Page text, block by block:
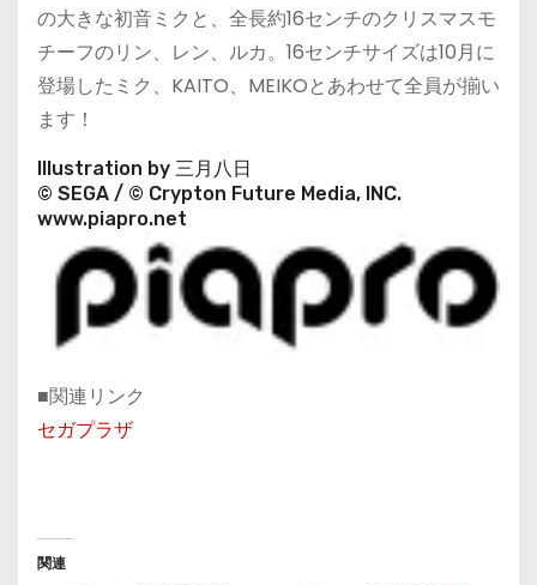
の大きな初音ミクと、全長約16センチのクリスマスモ
チーフのリン、レン、ルカ。16センチサイズは10月に
登場したミク、KAITO、MEIKOとあわせて全員が揃い
ます！
Illustration by 三月八日
© SEGA / © Crypton Future Media, INC.
www.piapro.net
■関連リンク
セガプラザ
関連